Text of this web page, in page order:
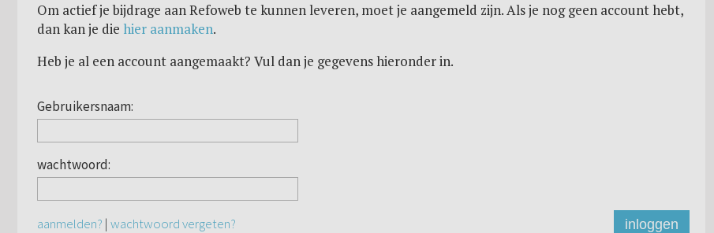
Om actief je bijdrage aan Refoweb te kunnen leveren, moet je aangemeld zijn. Als je nog geen account hebt,
dan kan je die hier aanmaken.
Heb je al een account aangemaakt? Vul dan je gegevens hieronder in.
Gebruikersnaam:
wachtwoord:
aanmelden? | wachtwoord vergeten? inloggen